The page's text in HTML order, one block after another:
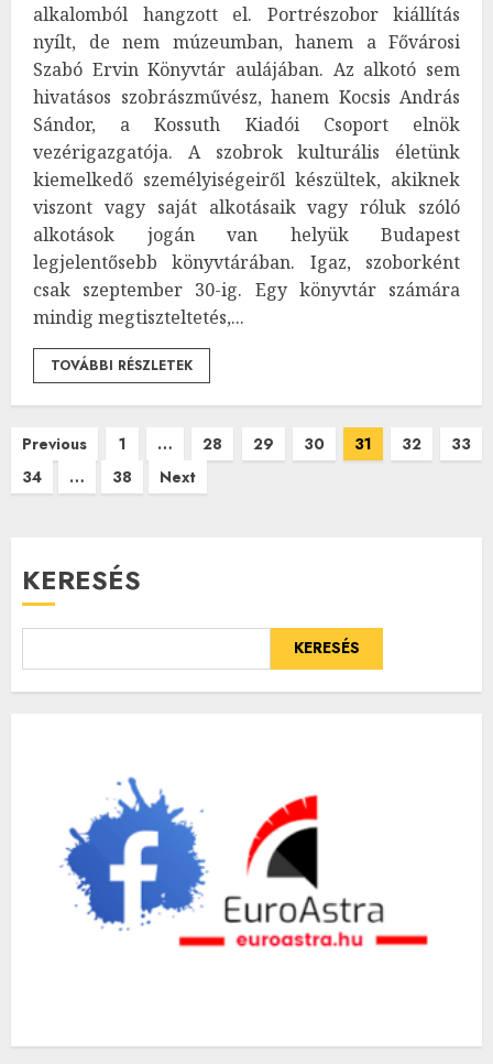
alkalomból hangzott el. Portrészobor kiállítás
nyílt, de nem múzeumban, hanem a Fővárosi
Szabó Ervin Könyvtár aulájában. Az alkotó sem
hivatásos szobrászművész, hanem Kocsis András
Sándor, a Kossuth Kiadói Csoport elnök
vezérigazgatója. A szobrok kulturális életünk
kiemelkedő személyiségeiről készültek, akiknek
viszont vagy saját alkotásaik vagy róluk szóló
alkotások jogán van helyük Budapest
legjelentősebb könyvtárában. Igaz, szoborként
csak szeptember 30-ig. Egy könyvtár számára
mindig megtiszteltetés,...
TOVÁBBI RÉSZLETEK
Bejegyzések
lapozása
Previous 1 … 28 29 30 31 32
33
34
… 38 Next
KERESÉS
KERESÉS